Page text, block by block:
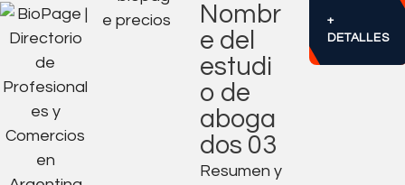
Nombr
e del
estudi
o de
aboga
dos 03
Resumen y
+
DETALLES